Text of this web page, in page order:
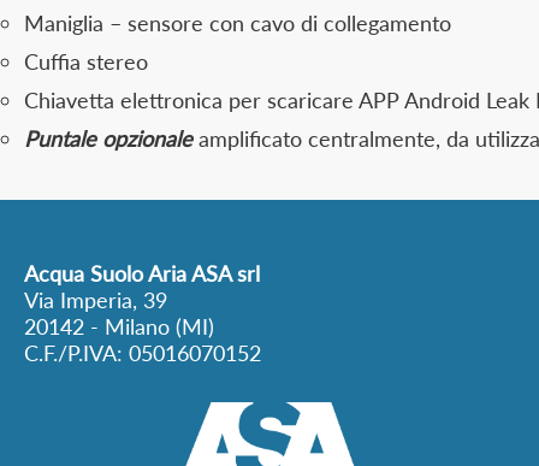
Maniglia – sensore con cavo di collegamento
Cuffia stereo
Chiavetta elettronica per scaricare APP Android
Puntale opzionaleamplificato centralmente, da
Acqua Suolo Aria ASA srl
Via Imperia, 39
20142 - Milano (MI)
C.F./P.IVA: 05016070152